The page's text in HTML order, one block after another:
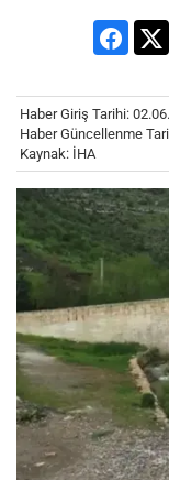
Haber Giriş Tarihi:
Haber Güncellenme
Kaynak: İHA